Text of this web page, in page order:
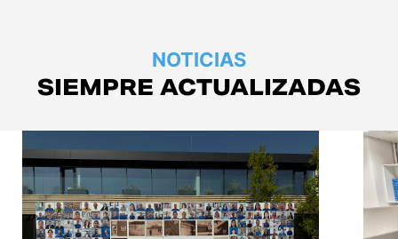
NOTICIAS
SIEMPRE ACTUALIZADAS